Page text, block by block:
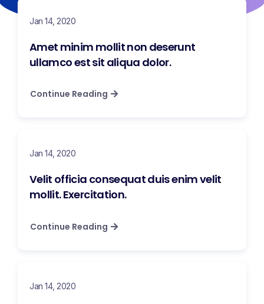
Jan 14, 2020
Amet minim mollit non deserunt
ullamco est sit aliqua dolor.
Continue Reading
Jan 14, 2020
Velit officia consequat duis enim velit
mollit. Exercitation.
Continue Reading
Jan 14, 2020